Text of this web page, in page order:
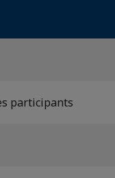
participants